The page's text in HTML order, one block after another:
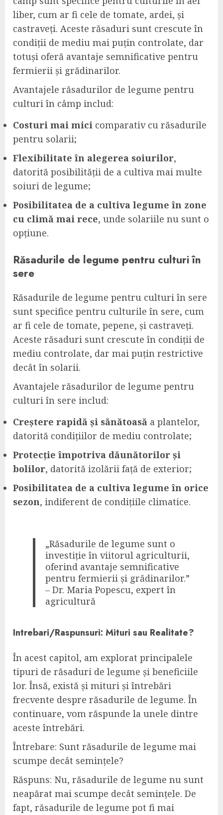
liber, cum ar fi cele de tomate, ardei, și
castraveți. Aceste răsaduri sunt crescute în
condiții de mediu mai puțin controlate, dar
totuși oferă avantaje semnificative pentru
fermierii și grădinarilor.
Avantajele răsadurilor de legume pentru
culturi în câmp includ:
Costuri mai mici comparativ cu răsadurile
pentru solarii;
Flexibilitate în alegerea soiurilor,
datorită posibilității de a cultiva mai multe
soiuri de legume;
Posibilitatea de a cultiva legume în zone
cu climă mai rece, unde solariile nu sunt o
opțiune.
Răsadurile de legume pentru culturi în
sere
Răsadurile de legume pentru culturi în sere
sunt specifice pentru culturile în sere, cum
ar fi cele de tomate, pepene, și castraveți.
Aceste răsaduri sunt crescute în condiții de
mediu controlate, dar mai puțin restrictive
decât în solarii.
Avantajele răsadurilor de legume pentru
culturi în sere includ:
Creștere rapidă și sănătoasă a plantelor,
datorită condițiilor de mediu controlate;
Protecție împotriva dăunătorilor și
bolilor, datorită izolării față de exterior;
Posibilitatea de a cultiva legume în orice
sezon, indiferent de condițiile climatice.
„Răsadurile de legume sunt o
investiție în viitorul agriculturii,
oferind avantaje semnificative
pentru fermierii și grădinarilor.”
– Dr. Maria Popescu, expert în
agricultură
Intrebari/Raspunsuri: Mituri sau Realitate?
În acest capitol, am explorat principalele
tipuri de răsaduri de legume și beneficiile
lor. Însă, există și mituri și întrebări
frecvente despre răsadurile de legume. În
continuare, vom răspunde la unele dintre
aceste întrebări.
Întrebare: Sunt răsadurile de legume mai
scumpe decât semințele?
Răspuns: Nu, răsadurile de legume nu sunt
neapărat mai scumpe decât semințele. De
fapt, răsadurile de legume pot fi mai